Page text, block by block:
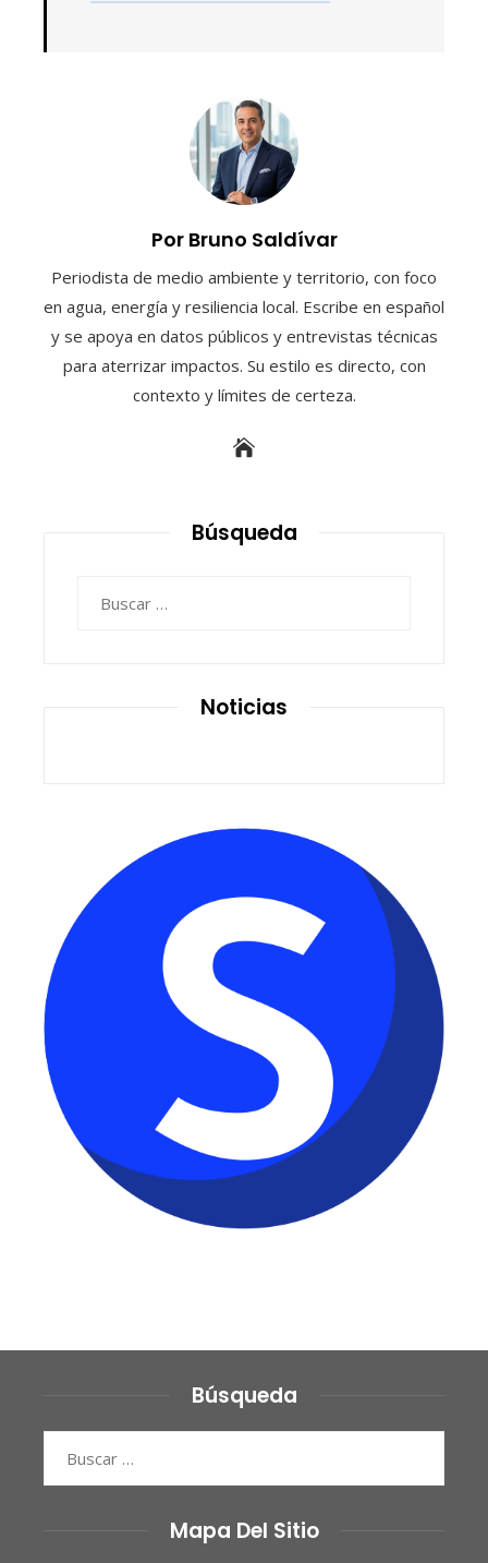
Por Bruno Saldívar
Periodista de medio ambiente y territorio, con foco
en agua, energía y resiliencia local. Escribe en español
y se apoya en datos públicos y entrevistas técnicas
para aterrizar impactos. Su estilo es directo, con
contexto y límites de certeza.
Búsqueda
Noticias
Búsqueda
Mapa Del Sitio